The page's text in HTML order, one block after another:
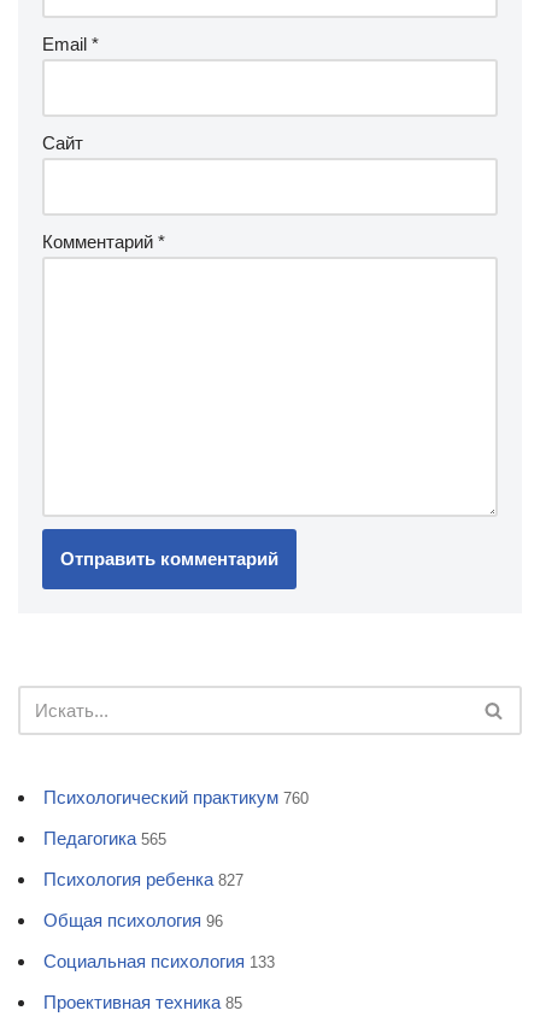
Email *
Сайт
Комментарий *
Психологический практикум 760
Педагогика 565
Психология ребенка 827
Общая психология 96
Социальная психология 133
Проективная техника 85